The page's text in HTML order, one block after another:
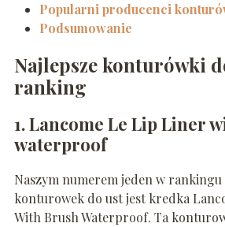
Popularni producenci
Podsumowanie
Najlepsze konturówki
ranking
1. Lancome Le Lip Liner
waterproof
Naszym numerem jeden w
konturowek do ust jest kredka
With Brush Waterproof. Ta